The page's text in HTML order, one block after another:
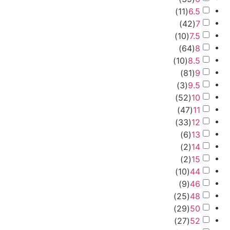
6.5
(
11
)
(
42
)
7.5
10
)
(
64
)
8.5
(
10
)
(
81
)
9.5
(
3
)
10
52
)
11
(
47
)
12
33
)
13
6
)
14
2
)
15
2
)
44
10
)
46
9
)
48
25
)
50
29
)
52
27
)